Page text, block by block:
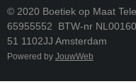
© 2020 Boetiek op Maat
65955552 BTW-nr
51 1102JJ Amsterdam
Powered by JouwWeb